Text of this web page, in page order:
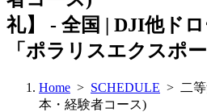
礼】 - 全国 | DJI他ド
「ポラリスエクスポー
Home > SCHEDULE > 二等
本・経験者コース)